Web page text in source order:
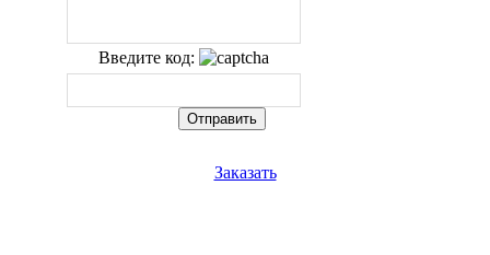
Введите код:
Заказать